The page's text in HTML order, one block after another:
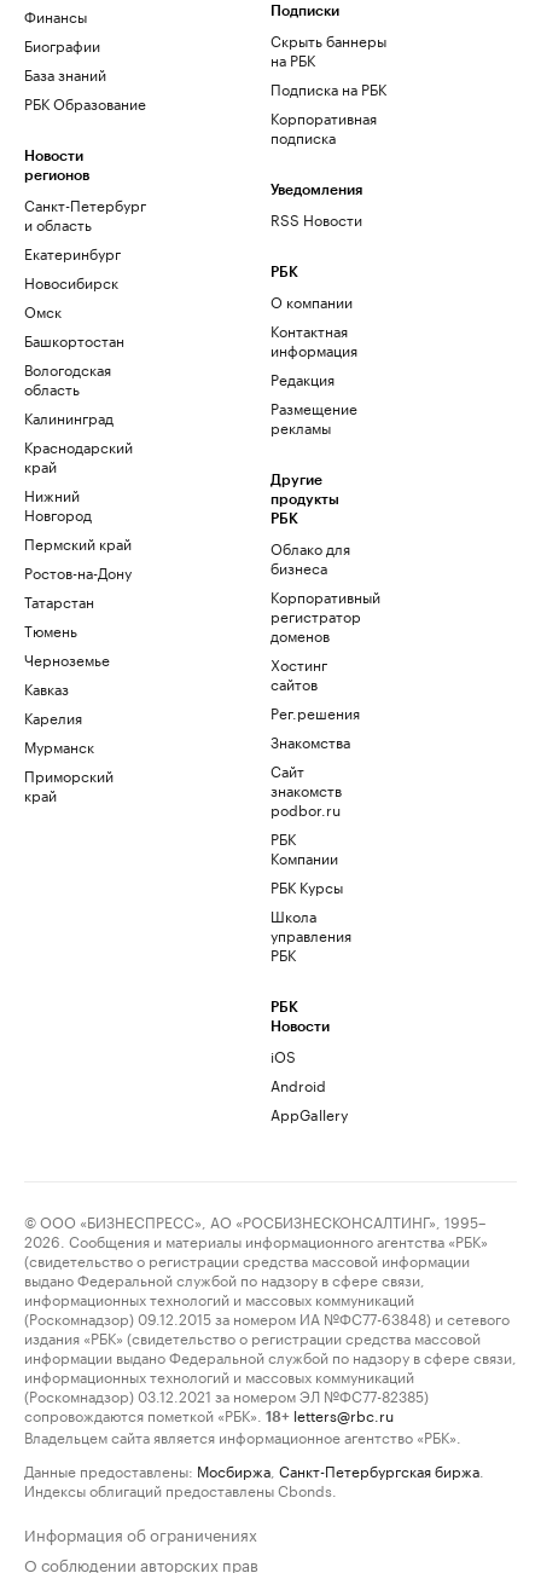
Финансы
Биографии
База знаний
РБК Образование
Новости
регионов
Санкт-Петербург
и область
Екатеринбург
Новосибирск
Омск
Башкортостан
Вологодская
область
Калининград
Краснодарский
край
Нижний
Новгород
Пермский край
Ростов-на-Дону
Татарстан
Тюмень
Черноземье
Кавказ
Карелия
Мурманск
Приморский
край
Подписки
Скрыть баннеры
на РБК
Подписка на РБК
Корпоративная
подписка
Уведомления
RSS Новости
РБК
О компании
Контактная
информация
Редакция
Размещение
рекламы
Другие
продукты
РБК
Облако для
бизнеса
Корпоративный
регистратор
доменов
Хостинг
сайтов
Рег.решения
Знакомства
Сайт
знакомств
podbor.ru
РБК
Компании
РБК Курсы
Школа
управления
РБК
РБК
Новости
iOS
Android
AppGallery
© ООО «БИЗНЕСПРЕСС», АО «РОСБИЗНЕСКОНСАЛТИНГ», 1995–
2026. Сообщения и материалы информационного агентства «РБК»
(свидетельство о регистрации средства массовой информации
выдано Федеральной службой по надзору в сфере связи,
информационных технологий и массовых коммуникаций
(Роскомнадзор) 09.12.2015 за номером ИА №ФС77-63848) и сетевого
издания «РБК» (свидетельство о регистрации средства массовой
информации выдано Федеральной службой по надзору в сфере связи,
информационных технологий и массовых коммуникаций
(Роскомнадзор) 03.12.2021 за номером ЭЛ №ФС77-82385)
сопровождаются пометкой «РБК».
18+ letters@rbc.ru
Владельцем сайта является информационное агентство «РБК».
Данные предоставлены: Мосбиржа Санкт-Петербургская биржа
Индексы облигаций предоставлены Cbonds.
Информация об ограничениях
О соблюдении авторских прав